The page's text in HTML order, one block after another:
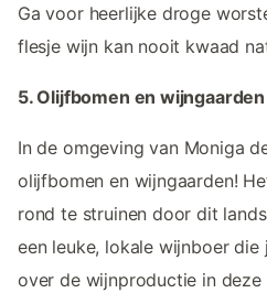
Ga voor heerlijke droge
flesje wijn kan nooit kwaad
5. Olijfbomen en wijngaarden
In de omgeving van Moniga
olijfbomen en wijngaarden!
rond te struinen door dit
een leuke, lokale wijnboer die
over de wijnproductie in deze